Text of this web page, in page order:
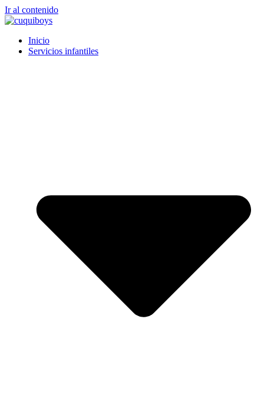
Ir al contenido
Inicio
Servicios infantiles